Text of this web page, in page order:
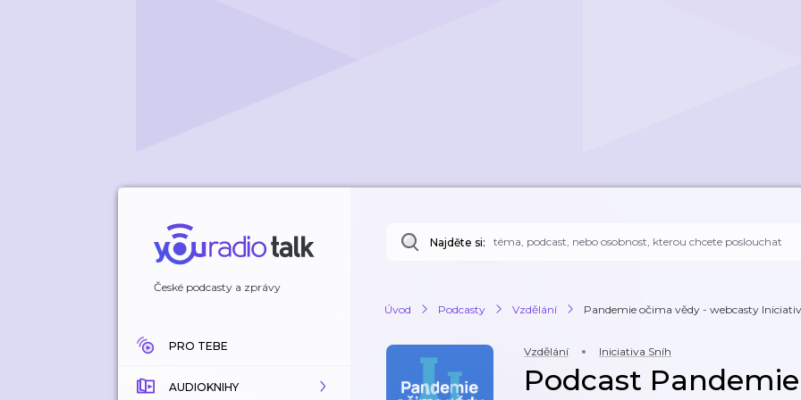
České podcasty a zprávy
PRO TEBE
AUDIOKNIHY
Najděte si:
Úvod Podcasty Vzdělání Pandemie očima vědy - webcasty
Vzdělání Iniciativa Sníh
Podcast